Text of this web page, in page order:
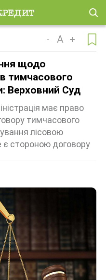
- A +
щодо
тимчасового
Верховний Суд
має право
тимчасового
лісовою
є стороною договору